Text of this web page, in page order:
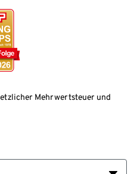
Mehrwertsteuer und